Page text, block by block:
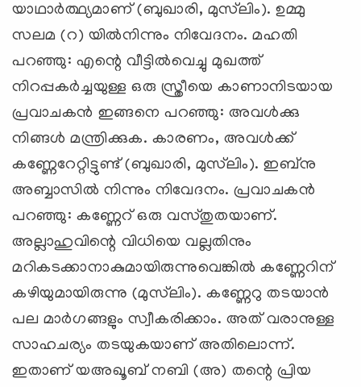
യാഥാര്‍ത്ഥ്യമാണ് (ബുഖാരി, മുസ്‌ലിം). ഉമ്മു
സലമ (റ) യില്‍നിന്നും നിവേദനം. മഹതി
പറഞ്ഞു: എന്റെ വീട്ടില്‍വെച്ചു മുഖത്ത്
നിറപ്പകര്‍ച്ചയുള്ള ഒരു സ്ത്രീയെ കാണാനിടയായ
പ്രവാചകന്‍ ഇങ്ങനെ പറഞ്ഞു: അവള്‍ക്കു
നിങ്ങള്‍ മന്ത്രിക്കുക. കാരണം, അവള്‍ക്ക്
കണ്ണേറേറ്റിട്ടുണ്ട് (ബുഖാരി, മുസ്‌ലിം). ഇബ്‌നു
അബ്ബാസില്‍ നിന്നും നിവേദനം. പ്രവാചകന്‍
പറഞ്ഞു: കണ്ണേറ് ഒരു വസ്തുതയാണ്.
അല്ലാഹുവിന്റെ വിധിയെ വല്ലതിനും
മറികടക്കാനാകുമായിരുന്നുവെങ്കില്‍ കണ്ണേറിന്
കഴിയുമായിരുന്നു (മുസ്‌ലിം). കണ്ണേറു തടയാന്‍
പല മാര്‍ഗങ്ങളും സ്വീകരിക്കാം. അത് വരാനുള്ള
സാഹചര്യം തടയുകയാണ് അതിലൊന്ന്.
ഇതാണ് യഅഖൂബ് നബി (അ) തന്റെ പ്രിയ